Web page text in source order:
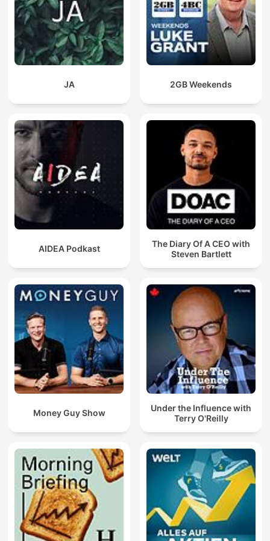
Y ese algo te trajo hasta aquí.
Hasta Meditacion Profunda, donde cada palabra abre una
puerta al viaje interior.
A veces, sanar no duele.
A veces, sanar es flotar.
Y en este rincón íntimo de sonido, Meditacion Profunda te
recuerda que no estás roto: estás volviendo a ti.
Permítete descansar no solo el cuerpo, sino el alma.
En Meditacion Profunda, cada pausa es medicina.
Cada silencio es compañía.
Y cada episodio, un espejo donde te reconoces sin máscaras.
Has llevado tanto peso.
Has callado tanto grito.
Pero en esta frecuencia, todo se derrite.
Meditacion Profunda te abraza con ternura, sin pedirte que
seas nada más que tú.
Sin logros.
¿Y si lo que buscas no está afuera?
¿Y si tu templo es tu respiración?
En Meditacion Profunda, descubrirás que la conexión espiritual
no necesita religión, solo presencia.
La presencia de quien se atreve a mirar adentro.
Porque solo ahí nace la armonía emocional.
Y esa armonía te pertenece.
Este no es solo un espacio para dormir bien.
Es un refugio para despertar mejor.
Despertar completo.
Meditacion Profunda es el murmullo que calma.
El ancla cuando todo gira.
Es la promesa de que puedes volver a ti una y otra vez… sin
juicio.
Y así, entre los pliegues de tu respiración, entre los bordes
suaves de cada palabra, comienzas a recordarlo todo:
Que no estás perdido.
Que estás aquí.
JA 2GB Weekends
AIDEA Podkast
The Diary Of A CEO with
Steven Bartlett
Money Guy Show
Under the Influence with
Terry O'Reilly